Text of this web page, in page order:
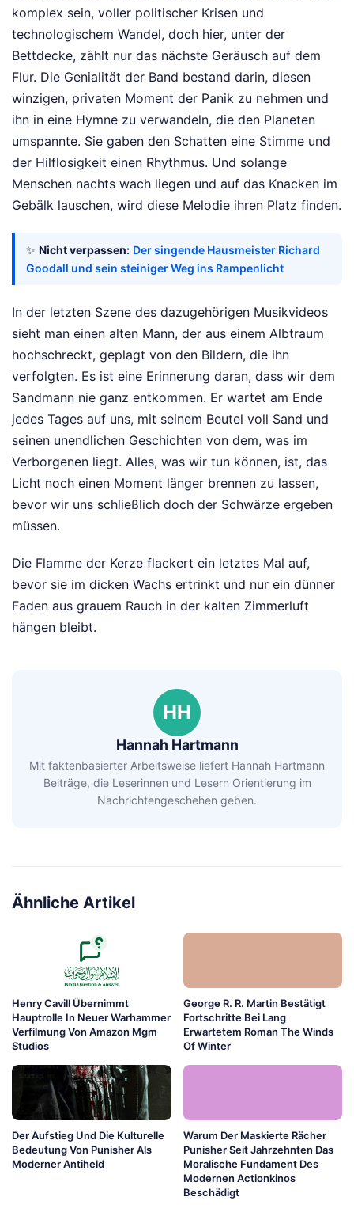
komplex sein, voller politischer Krisen und
technologischem Wandel, doch hier, unter der
Bettdecke, zählt nur das nächste Geräusch auf dem
Flur. Die Genialität der Band bestand darin, diesen
winzigen, privaten Moment der Panik zu nehmen und
ihn in eine Hymne zu verwandeln, die den Planeten
umspannte. Sie gaben den Schatten eine Stimme und
der Hilflosigkeit einen Rhythmus. Und solange
Menschen nachts wach liegen und auf das Knacken im
Gebälk lauschen, wird diese Melodie ihren Platz finden.
✨ Nicht verpassen: Der singende Hausmeister Richard
Goodall und sein steiniger Weg ins Rampenlicht
In der letzten Szene des dazugehörigen Musikvideos
sieht man einen alten Mann, der aus einem Albtraum
hochschreckt, geplagt von den Bildern, die ihn
verfolgten. Es ist eine Erinnerung daran, dass wir dem
Sandmann nie ganz entkommen. Er wartet am Ende
jedes Tages auf uns, mit seinem Beutel voll Sand und
seinen unendlichen Geschichten von dem, was im
Verborgenen liegt. Alles, was wir tun können, ist, das
Licht noch einen Moment länger brennen zu lassen,
bevor wir uns schließlich doch der Schwärze ergeben
müssen.
Die Flamme der Kerze flackert ein letztes Mal auf,
bevor sie im dicken Wachs ertrinkt und nur ein dünner
Faden aus grauem Rauch in der kalten Zimmerluft
hängen bleibt.
HH
Hannah Hartmann
Mit faktenbasierter Arbeitsweise liefert Hannah Hartmann
Beiträge, die Leserinnen und Lesern Orientierung im
Nachrichtengeschehen geben.
Ähnliche Artikel
Henry Cavill Übernimmt
Hauptrolle In Neuer Warhammer
Verfilmung Von Amazon Mgm
Studios
George R. R. Martin Bestätigt
Fortschritte Bei Lang
Erwartetem Roman The Winds
Of Winter
Der Aufstieg Und Die Kulturelle
Bedeutung Von Punisher Als
Moderner Antiheld
Warum Der Maskierte Rächer
Punisher Seit Jahrzehnten Das
Moralische Fundament Des
Modernen Actionkinos
Beschädigt